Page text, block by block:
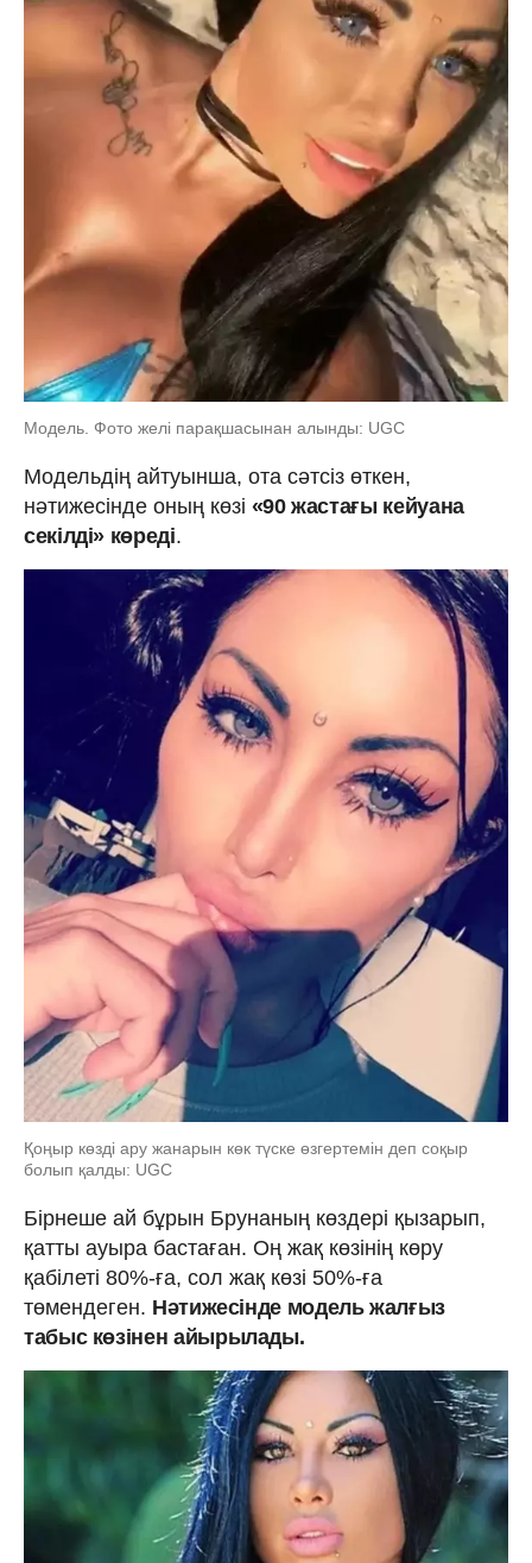
Модель. Фото желі парақшасынан алынды: UGC
Модельдің айтуынша, ота сәтсіз өткен,
нәтижесінде оның көзі «90 жастағы кейуана
секілді» көреді.
Қоңыр көзді ару жанарын көк түске өзгертемін деп соқыр
болып қалды: UGC
Бірнеше ай бұрын Брунаның көздері қызарып,
қатты ауыра бастаған. Оң жақ көзінің көру
қабілеті 80%-ға, сол жақ көзі 50%-ға
төмендеген. Нәтижесінде модель жалғыз
табыс көзінен айырылады.